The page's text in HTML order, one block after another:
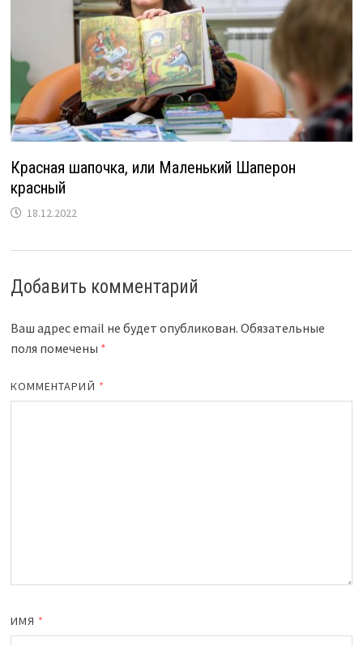
Красная шапочка, или Маленький Шаперон
красный
18.12.2022
Добавить комментарий
Ваш адрес email не будет опубликован. Обязательные
поля помечены *
КОММЕНТАРИЙ *
ИМЯ *